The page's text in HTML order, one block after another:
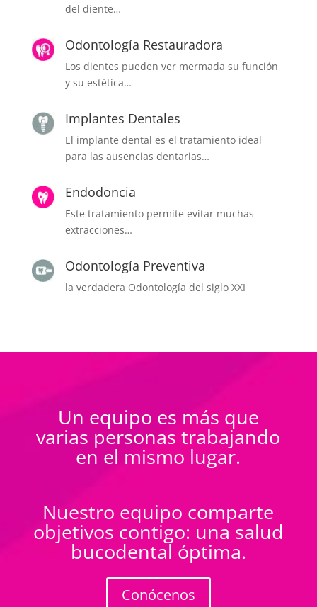
del diente…
Odontología Restauradora
Los dientes pueden ver mermada su función
y su estética…
Implantes Dentales
El implante dental es el tratamiento ideal
para las ausencias dentarias…
Endodoncia
Este tratamiento permite evitar muchas
extracciones…
Odontología Preventiva
la verdadera Odontología del siglo XXI
Un equipo es más que
varias personas trabajando
en el mismo lugar.
Nuestro equipo comparte
objetivos contigo: una salud
bucodental óptima.
Conócenos